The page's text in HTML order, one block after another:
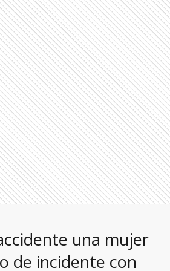
una mujer
de incidente con